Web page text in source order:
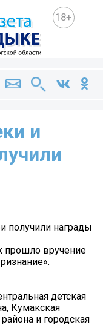
18+
и
получили награды
прошло вручение
детская
Кумакская
и городская